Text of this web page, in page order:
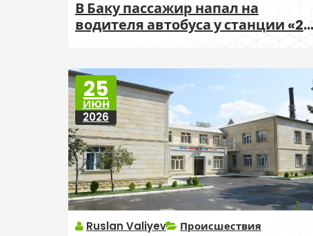
В Баку пассажир напал на
водителя автобуса у станции «20
25
ИЮН
2026
Ruslan Valiyev Происшествия